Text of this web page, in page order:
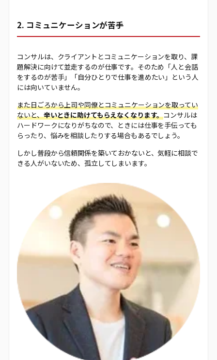
2. コミュニケーションが苦手
コンサルは、クライアントとコミュニケーションを取り、課
題解決に向けて並走するのが仕事です。そのため「人と会話
をするのが苦手」「自分ひとりで仕事を進めたい」という人
には向いていません。
また日ごろから上司や同僚とコミュニケーションを取ってい
ないと、辛いときに助けてもらえなくなります。コンサルは
ハードワークになりがちなので、ときには仕事を手伝っても
らったり、悩みを相談したりする場合もあるでしょう。
しかし普段から信頼関係を築いておかないと、気軽に相談で
きる人がいないため、孤立してしまいます。